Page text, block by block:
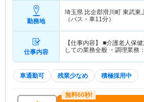
勤務地
埼玉県 比企郡滑川町 東武東
（バス・車11分）
仕事内容
【仕事内容】 ■介護老人保
しての業務全般 ・調理業務
車通勤可 残業少なめ 積極採用中